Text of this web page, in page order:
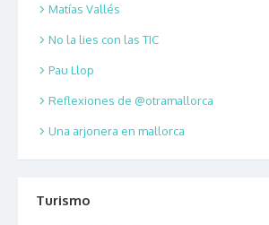
Matías Vallés
No la lies con las TIC
Pau Llop
Reflexiones de @otramallorca
Una arjonera en mallorca
Turismo